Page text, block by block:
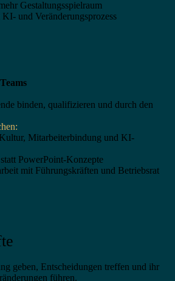
Gestaltungsspielraum
und Veränderungsprozess
binden, qualifizieren und durch den
Mitarbeiterbindung und KI-
PowerPoint-Konzepte
mit Führungskräften und Betriebsrat
geben, Entscheidungen treffen und ihr
führen.